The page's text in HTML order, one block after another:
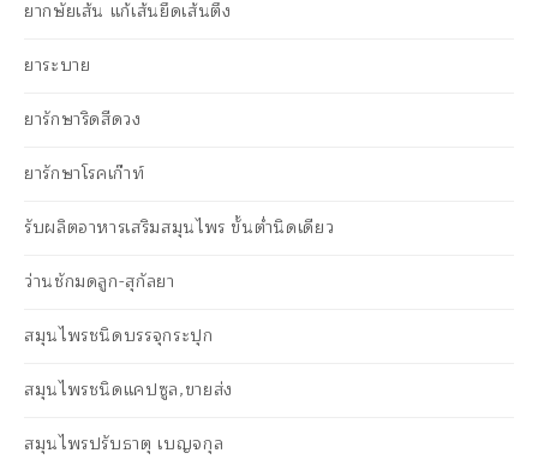
ยากษัยเส้น แก้เส้นยึดเส้นตึง
ยาระบาย
ยารักษาริดสีดวง
ยารักษาโรคเก๊าท์
รับผลิตอาหารเสริมสมุนไพร ขั้นต่ำนิดเดียว
ว่านชักมดลูก-สุกัลยา
สมุนไพรชนิดบรรจุกระปุก
สมุนไพรชนิดแคปซูล,ขายส่ง
สมุนไพรปรับธาตุ เบญจกุล